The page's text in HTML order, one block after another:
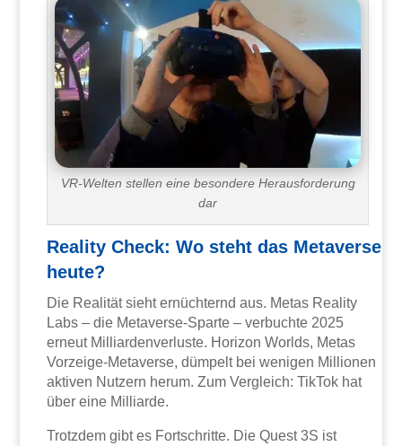
VR-Welten stellen eine besondere Herausforderung
dar
Reality Check: Wo steht das Metaverse
heute?
Die Realität sieht ernüchternd aus. Metas Reality
Labs – die Metaverse-Sparte – verbuchte 2025
erneut Milliardenverluste. Horizon Worlds, Metas
Vorzeige-Metaverse, dümpelt bei wenigen Millionen
aktiven Nutzern herum. Zum Vergleich: TikTok hat
über eine Milliarde.
Trotzdem gibt es Fortschritte. Die Quest 3S ist